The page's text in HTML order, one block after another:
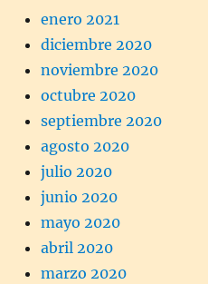
enero 2021
diciembre 2020
noviembre 2020
octubre 2020
septiembre 2020
agosto 2020
julio 2020
junio 2020
mayo 2020
abril 2020
marzo 2020